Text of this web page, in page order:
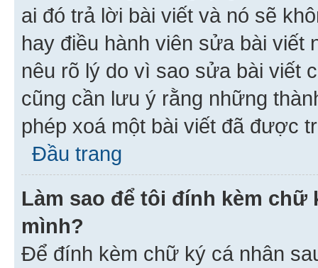
ai đó trả lời bài viết và nó sẽ
hay điều hành viên sửa bài viết
nêu rõ lý do vì sao sửa bài viết
cũng cần lưu ý rằng những
phép xoá một bài viết đã được
Đầu trang
Làm sao để tôi đính kèm chữ
mình?
Để đính kèm chữ ký cá nhân